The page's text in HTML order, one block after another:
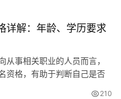
详解：年龄、学历要求
事相关职业的人员而言，
资格，有助于判断自己是否
210